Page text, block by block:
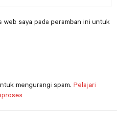
web saya pada peramban ini untuk
mengurangi spam. Pelajari